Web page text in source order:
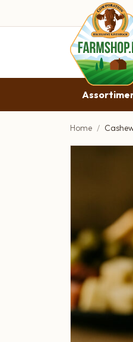
Boeren
Boeren
Boeren
BBQ
Cadeau
Home